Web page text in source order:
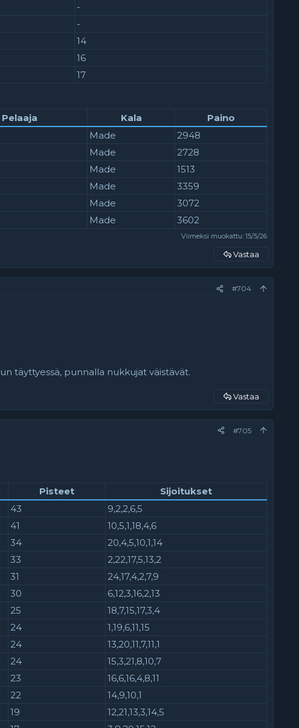
-
-
14
16
17
Pelaaja Kala
Paino
Made
2948
Made
2728
Made
1513
Made
3359
Made
3072
Made 3602
Viimeksi muokattu: 15/5/26
Vastaa
#704
täyttyessä, punnalla nukkujat väistävät.
Vastaa
#705
Pisteet
Sijoitukset
43
9,2,2,6,5
41
10,5,1,18,4,6
34
20,4,5,10,1,14
33
2,22,17,5,13,2
31
24,17,4,2,7,9
30
6,12,3,16,2,13
25
18,7,15,17,3,4
24
1,19,6,11,15
24
13,20,11,7,11,1
24
15,3,21,8,10,7
23
16,6,16,4,8,11
22
14,9,10,1
19
12,21,13,3,14,5